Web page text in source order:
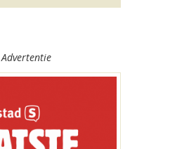
Advertentie